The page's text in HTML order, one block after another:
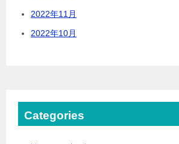
2022年11月
2022年10月
Categories